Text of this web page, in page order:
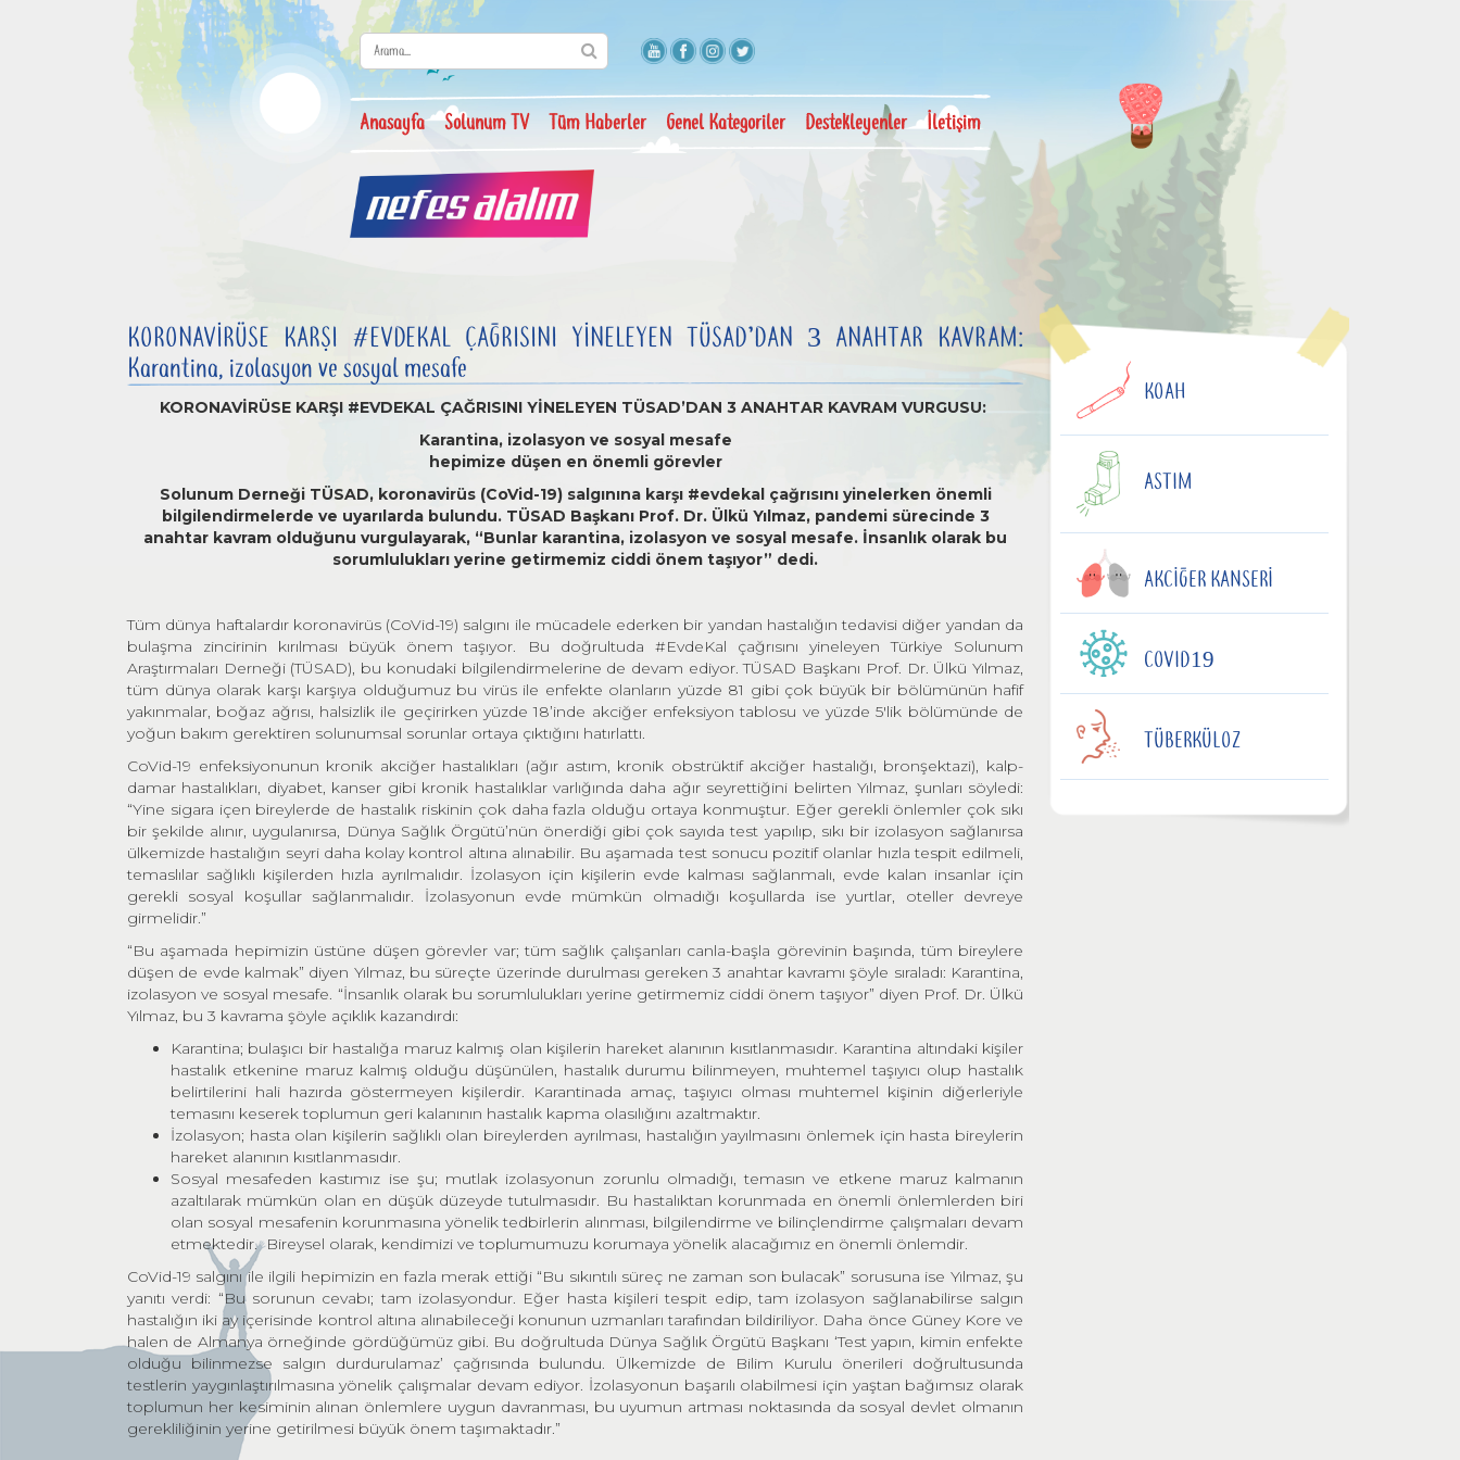
Anasayfa Solunum TV Tüm Haberler Genel Kategoriler Destekleyenler İletişim
KORONAVİRÜSE KARŞI #EVDEKAL ÇAĞRISINI YİNELEYEN TÜSAD’DAN 3 ANAHTAR KAVRAM:
Karantina, izolasyon ve sosyal mesafe
KORONAVİRÜSE KARŞI #EVDEKAL ÇAĞRISINI YİNELEYEN TÜSAD’DAN 3 ANAHTAR KAVRAM VURGUSU:
Karantina, izolasyon ve sosyal mesafe
hepimize düşen en önemli görevler
Solunum Derneği TÜSAD, koronavirüs (CoVid-19) salgınına karşı #evdekal çağrısını yinelerken önemli
bilgilendirmelerde ve uyarılarda bulundu. TÜSAD Başkanı Prof. Dr. Ülkü Yılmaz, pandemi sürecinde 3
anahtar kavram olduğunu vurgulayarak, “Bunlar karantina, izolasyon ve sosyal mesafe. İnsanlık olarak bu
sorumlulukları yerine getirmemiz ciddi önem taşıyor” dedi.
Tüm dünya haftalardır koronavirüs (CoVid-19) salgını ile mücadele ederken bir yandan hastalığın tedavisi diğer yandan da
bulaşma zincirinin kırılması büyük önem taşıyor. Bu doğrultuda #EvdeKal çağrısını yineleyen Türkiye Solunum
Araştırmaları Derneği (TÜSAD), bu konudaki bilgilendirmelerine de devam ediyor. TÜSAD Başkanı Prof. Dr. Ülkü Yılmaz,
tüm dünya olarak karşı karşıya olduğumuz bu virüs ile enfekte olanların yüzde 81 gibi çok büyük bir bölümünün hafif
yakınmalar, boğaz ağrısı, halsizlik ile geçirirken yüzde 18’inde akciğer enfeksiyon tablosu ve yüzde 5'lik bölümünde de
yoğun bakım gerektiren solunumsal sorunlar ortaya çıktığını hatırlattı.
CoVid-19 enfeksiyonunun kronik akciğer hastalıkları (ağır astım, kronik obstrüktif akciğer hastalığı, bronşektazi), kalp-
damar hastalıkları, diyabet, kanser gibi kronik hastalıklar varlığında daha ağır seyrettiğini belirten Yılmaz, şunları söyledi:
“Yine sigara içen bireylerde de hastalık riskinin çok daha fazla olduğu ortaya konmuştur. Eğer gerekli önlemler çok sıkı
bir şekilde alınır, uygulanırsa, Dünya Sağlık Örgütü’nün önerdiği gibi çok sayıda test yapılıp, sıkı bir izolasyon sağlanırsa
ülkemizde hastalığın seyri daha kolay kontrol altına alınabilir. Bu aşamada test sonucu pozitif olanlar hızla tespit edilmeli,
temaslılar sağlıklı kişilerden hızla ayrılmalıdır. İzolasyon için kişilerin evde kalması sağlanmalı, evde kalan insanlar için
gerekli sosyal koşullar sağlanmalıdır. İzolasyonun evde mümkün olmadığı koşullarda ise yurtlar, oteller devreye
girmelidir.”
“Bu aşamada hepimizin üstüne düşen görevler var; tüm sağlık çalışanları canla-başla görevinin başında, tüm bireylere
düşen de evde kalmak” diyen Yılmaz, bu süreçte üzerinde durulması gereken 3 anahtar kavramı şöyle sıraladı: Karantina,
izolasyon ve sosyal mesafe. “İnsanlık olarak bu sorumlulukları yerine getirmemiz ciddi önem taşıyor” diyen Prof. Dr. Ülkü
Yılmaz, bu 3 kavrama şöyle açıklık kazandırdı:
Karantina; bulaşıcı bir hastalığa maruz kalmış olan kişilerin hareket alanının kısıtlanmasıdır. Karantina altındaki kişiler
hastalık etkenine maruz kalmış olduğu düşünülen, hastalık durumu bilinmeyen, muhtemel taşıyıcı olup hastalık
belirtilerini hali hazırda göstermeyen kişilerdir. Karantinada amaç, taşıyıcı olması muhtemel kişinin diğerleriyle
temasını keserek toplumun geri kalanının hastalık kapma olasılığını azaltmaktır.
İzolasyon; hasta olan kişilerin sağlıklı olan bireylerden ayrılması, hastalığın yayılmasını önlemek için hasta bireylerin
hareket alanının kısıtlanmasıdır.
Sosyal mesafeden kastımız ise şu; mutlak izolasyonun zorunlu olmadığı, temasın ve etkene maruz kalmanın
azaltılarak mümkün olan en düşük düzeyde tutulmasıdır. Bu hastalıktan korunmada en önemli önlemlerden biri
olan sosyal mesafenin korunmasına yönelik tedbirlerin alınması, bilgilendirme ve bilinçlendirme çalışmaları devam
etmektedir. Bireysel olarak, kendimizi ve toplumumuzu korumaya yönelik alacağımız en önemli önlemdir.
CoVid-19 salgını ile ilgili hepimizin en fazla merak ettiği “Bu sıkıntılı süreç ne zaman son bulacak” sorusuna ise Yılmaz, şu
yanıtı verdi: “Bu sorunun cevabı; tam izolasyondur. Eğer hasta kişileri tespit edip, tam izolasyon sağlanabilirse salgın
hastalığın iki ay içerisinde kontrol altına alınabileceği konunun uzmanları tarafından bildiriliyor. Daha önce Güney Kore ve
halen de Almanya örneğinde gördüğümüz gibi. Bu doğrultuda Dünya Sağlık Örgütü Başkanı ‘Test yapın, kimin enfekte
olduğu bilinmezse salgın durdurulamaz’ çağrısında bulundu. Ülkemizde de Bilim Kurulu önerileri doğrultusunda
testlerin yaygınlaştırılmasına yönelik çalışmalar devam ediyor. İzolasyonun başarılı olabilmesi için yaştan bağımsız olarak
toplumun her kesiminin alınan önlemlere uygun davranması, bu uyumun artması noktasında da sosyal devlet olmanın
gerekliliğinin yerine getirilmesi büyük önem taşımaktadır.”
KOAH
ASTIM
AKCIĞER KANSERI
COVID19
TÜBERKÜLOZ